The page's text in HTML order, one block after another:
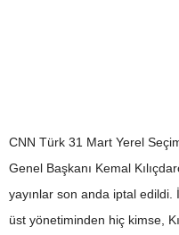
CNN Türk 31 Mart Yerel
Genel Başkanı Kemal
yayınlar son anda iptal edildi.
üst yönetiminden hiç kimse,